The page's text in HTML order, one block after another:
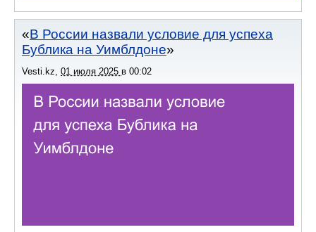
В России назвали условие для успеха
Бублика на Уимблдоне
Vesti.kz, 01 июля 2025 в 00:02